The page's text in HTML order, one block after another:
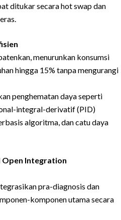
ditukar secara hot swap dan
menurunkan konsumsi
hingga 15% tanpa mengurangi
penghematan daya seperti
integral-derivatif (PID)
algoritma, dan catu daya
Open Integration
pra-diagnosis dan
komponen utama secara